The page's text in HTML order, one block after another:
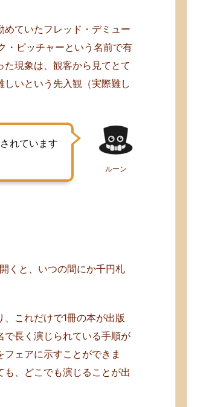
ていたフレッド・デミュー
ピッチャーという名前で有
現象は、観客から見てとて
いという先入観（実際難し
ルーン
れています
くと、いつの間にか千円札
これだけで1冊の本が出版
で長く演じられている手順が
ェアに示すことができま
、どこでも演じることが出